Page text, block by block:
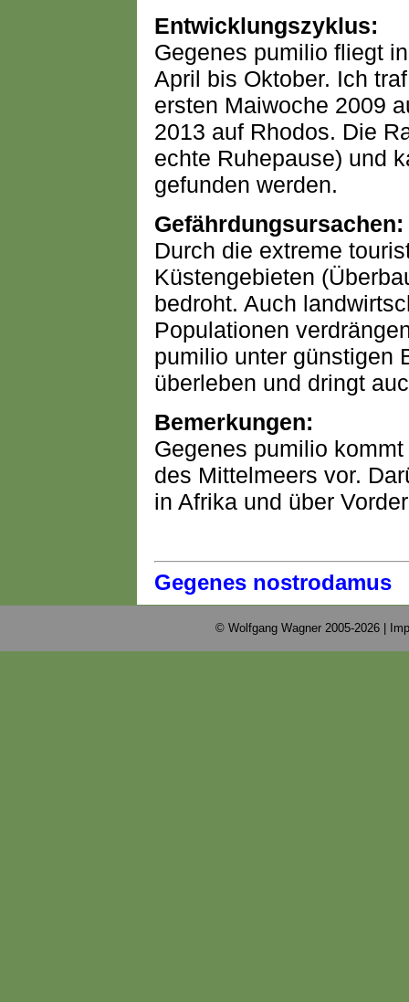
Entwicklungszyklus:
Gegenes pumilio fliegt
April bis Oktober. Ich
ersten Maiwoche 2009
2013 auf Rhodos. Die
echte Ruhepause) und
gefunden werden.
Gefährdungsursachen:
Durch die extreme
Küstengebieten
bedroht. Auch
Populationen
pumilio unter günstigen
überleben und dringt
Bemerkungen:
Gegenes pumilio
des Mittelmeers vor.
in Afrika und über
Gegenes nostrodamus
© Wolfgang Wagner 2005-2026 |